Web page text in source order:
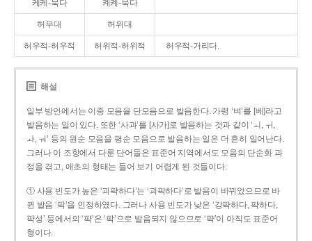
케케-묵다 켸켸-묵다
허우대 허위대
허우적-허우적 허위적-허위적 허우적-거리다.
해설
일부 방언에서는 이중 모음을 단모음으로 발음한다. 가령 ‘벼’를 [베]라고
발음하는 일이 있다. 또한 ‘사과’를 [사가]로 발음하는 것과 같이 ‘ㅚ, ㅟ,
ㅘ, ㅝ’ 등의 원순 모음을 평순 모음으로 발음하는 일은 더 흔히 일어난다.
그러나 이 조항에서 다룬 단어들은 표준어 지역에서도 모음의 단순화 과
정을 겪고, 애초의 형태는 들어 보기 어렵게 된 것들이다.
① 사용 빈도가 높은 ‘괴퍅하다’는 ‘괴팍하다’로 발음이 바뀌었으므로 바
뀐 발음 ‘팍’을 인정하였다. 그러나 사용 빈도가 낮은 ‘강퍅하다, 퍅하다,
퍅성’ 등에서의 ‘퍅’은 ‘팍’으로 발음되지 않으므로 ‘퍅’이 아직도 표준어
형이다.